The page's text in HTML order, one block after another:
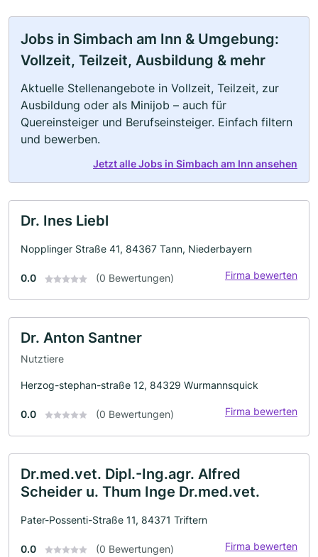
Jobs in Simbach am Inn & Umgebung:
Vollzeit, Teilzeit, Ausbildung & mehr
Aktuelle Stellenangebote in Vollzeit, Teilzeit, zur
Ausbildung oder als Minijob – auch für
Quereinsteiger und Berufseinsteiger. Einfach filtern
und bewerben.
Jetzt alle Jobs in Simbach am Inn ansehen
Dr. Ines Liebl
Nopplinger Straße 41, 84367 Tann, Niederbayern
0.0 (0 Bewertungen) Firma bewerten
Dr. Anton Santner
Nutztiere
Herzog-stephan-straße 12, 84329 Wurmannsquick
0.0 (0 Bewertungen) Firma bewerten
Dr.med.vet. Dipl.-Ing.agr. Alfred
Scheider u. Thum Inge Dr.med.vet.
Pater-Possenti-Straße 11, 84371 Triftern
0.0 (0 Bewertungen) Firma bewerten